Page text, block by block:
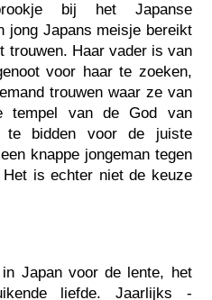
bij het Japanse
jong Japans meisje bereikt
trouwen. Haar vader is van
voor haar te zoeken,
trouwen waar ze van
tempel van de God van
te bidden voor de juiste
knappe jongeman tegen
is echter niet de keuze
Japan voor de lente, het
liefde. Jaarlijks -